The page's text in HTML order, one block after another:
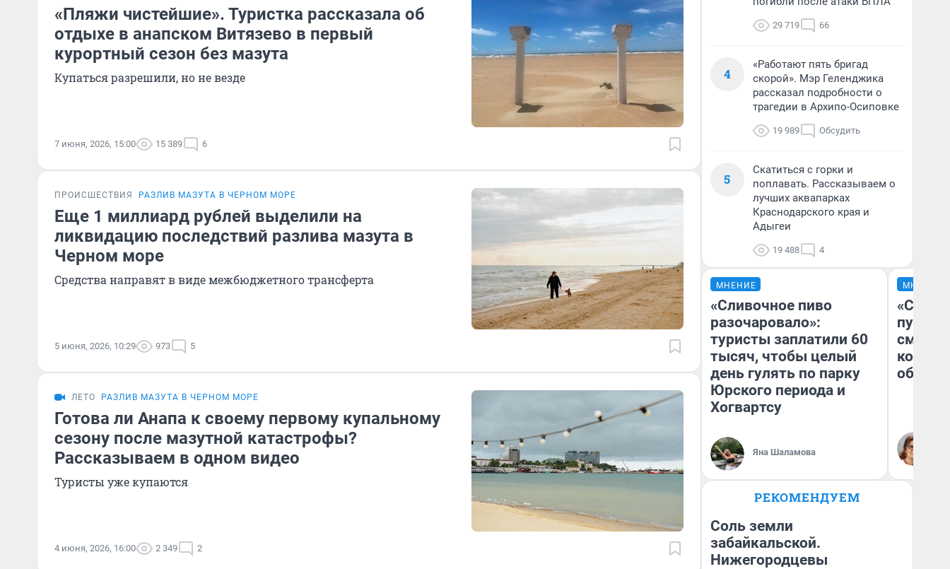
«Пляжи чистейшие». Туристка рассказала об
отдыхе в анапском Витязево в первый
курортный сезон без мазута
Купаться разрешили, но не везде
7 июня, 2026, 15:00 15 389 6
ПРОИСШЕСТВИЯ РАЗЛИВ МАЗУТА В ЧЕРНОМ МОРЕ
Еще 1 миллиард рублей выделили на
ликвидацию последствий разлива мазута в
Черном море
Средства направят в виде межбюджетного трансферта
5 июня, 2026, 10:29 973 5
ЛЕТО РАЗЛИВ МАЗУТА В ЧЕРНОМ МОРЕ
Готова ли Анапа к своему первому купальному
сезону после мазутной катастрофы?
Рассказываем в одном видео
Туристы уже купаются
4 июня, 2026, 16:00 2 349 2
29 719 66
4
«Работают пять бригад
скорой». Мэр Геленджика
рассказал подробности о
трагедии в Архипо-Осиповке
19 989 Обсудить
5
Скатиться с горки и
поплавать. Рассказываем о
лучших аквапарках
Краснодарского края и
Адыгеи
19 488 4
МНЕНИЕ
«Сливочное пиво
разочаровало»:
туристы заплатили 60
тысяч, чтобы целый
день гулять по парку
Юрского периода и
Хогвартсу
Яна Шаламова
МНЕНИЕ
РЕКОМЕНДУЕМ
Соль земли
забайкальской.
Нижегородцевы